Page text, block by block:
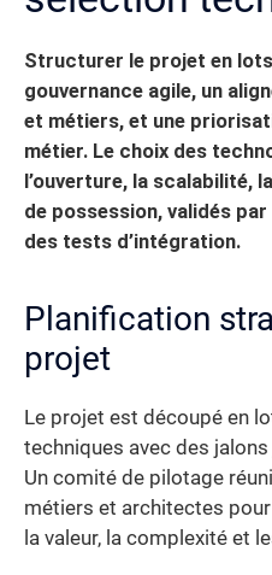
Structurer le projet en
gouvernance agile, un
et métiers, et une
métier. Le choix des
l’ouverture, la scalabilité,
de possession, validés
des tests d’intégration.
Planification
projet
Le projet est découpé en
techniques avec des
Un comité de pilotage
métiers et architectes
la valeur, la complexité et